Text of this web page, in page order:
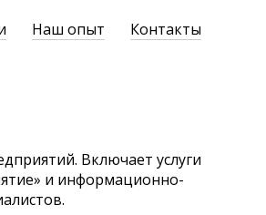
Наш опыт Контакты
Включает услуги
и информационно-